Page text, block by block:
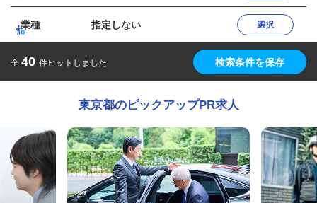
業種 指定しない 選択
全 40 件ヒットしました 検索条件を保存
東京都のピックアップPR求人